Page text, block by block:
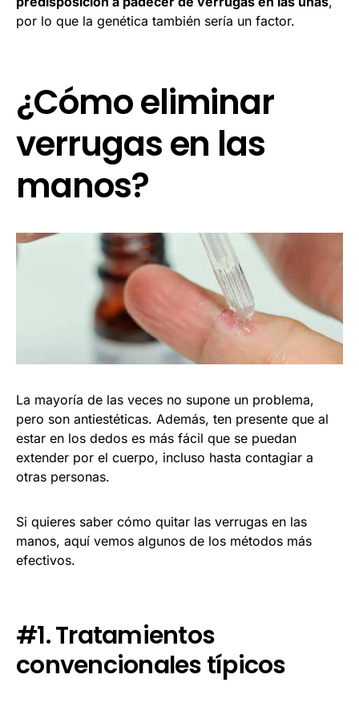
por lo que la genética también sería un factor.
¿Cómo eliminar
verrugas en las
manos?
La mayoría de las veces no supone un problema,
pero son antiestéticas. Además, ten presente que al
estar en los dedos es más fácil que se puedan
extender por el cuerpo, incluso hasta contagiar a
otras personas.
Si quieres saber cómo quitar las verrugas en las
manos, aquí vemos algunos de los métodos más
efectivos.
#1. Tratamientos
convencionales típicos